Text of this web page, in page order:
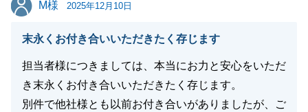
M様 2025年12月10日
末永くお付き合いいただきたく存じます
担当者様につきましては、本当にお力と安心をいただ
き末永くお付き合いいただきたく存じます。
別件で他社様とも以前お付き合いがありましたが、ご